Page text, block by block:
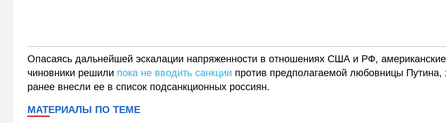
Опасаясь дальнейшей эскалации напряженности в отношениях США и РФ, американские
чиновники решили пока не вводить санкции против предполагаемой любовницы Путина,
ранее внесли ее в список подсанкционных россиян.
МАТЕРИАЛЫ ПО ТЕМЕ